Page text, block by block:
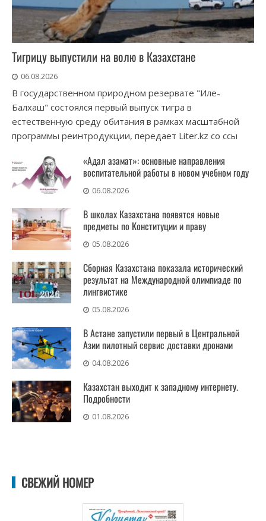
Тигрицу выпустили на волю в Казахстане
06.08.2026
В государственном природном резервате "Иле-
Балхаш" состоялся первый выпуск тигра в
естественную среду обитания в рамках масштабной
программы реинтродукции, передает Liter.kz со ссы
«Адал азамат»: основные направления
воспитательной работы в новом учебном году
06.08.2026
В школах Казахстана появятся новые
предметы по Конституции и праву
05.08.2026
Сборная Казахстана показала исторический
результат на Международной олимпиаде по
лингвистике
05.08.2026
В Астане запустили первый в Центральной
Азии пилотный сервис доставки дронами
04.08.2026
Казахстан выходит к западному интернету.
Подробности
01.08.2026
СВЕЖИЙ НОМЕР